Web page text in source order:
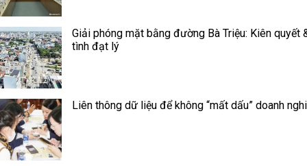
Giải phóng mặt bằng đường Bà Triệu: Kiên quyết
tình đạt lý
Liên thông dữ liệu để không “mất dấu” doanh